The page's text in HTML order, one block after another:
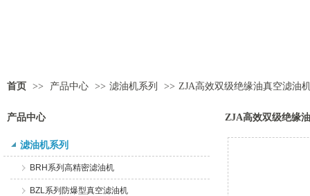
首页 >> 产品中心 >> 滤油机系列 >> ZJA高效双级绝缘油真空滤油
产品中心
滤油机系列
BRH系列高精密滤油机
BZL系列防爆型真空滤油机
ZJA高效双级绝缘